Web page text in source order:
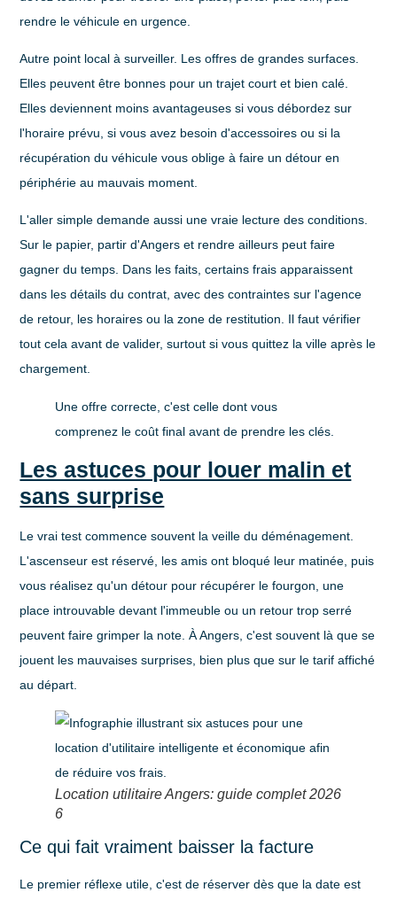
rendre le véhicule en urgence.
Autre point local à surveiller. Les offres de grandes surfaces.
Elles peuvent être bonnes pour un trajet court et bien calé.
Elles deviennent moins avantageuses si vous débordez sur
l'horaire prévu, si vous avez besoin d'accessoires ou si la
récupération du véhicule vous oblige à faire un détour en
périphérie au mauvais moment.
L'aller simple demande aussi une vraie lecture des conditions.
Sur le papier, partir d'Angers et rendre ailleurs peut faire
gagner du temps. Dans les faits, certains frais apparaissent
dans les détails du contrat, avec des contraintes sur l'agence
de retour, les horaires ou la zone de restitution. Il faut vérifier
tout cela avant de valider, surtout si vous quittez la ville après le
chargement.
Une offre correcte, c'est celle dont vous
comprenez le coût final avant de prendre les clés.
Les astuces pour louer malin et
sans surprise
Le vrai test commence souvent la veille du déménagement.
L'ascenseur est réservé, les amis ont bloqué leur matinée, puis
vous réalisez qu'un détour pour récupérer le fourgon, une
place introuvable devant l'immeuble ou un retour trop serré
peuvent faire grimper la note. À Angers, c'est souvent là que se
jouent les mauvaises surprises, bien plus que sur le tarif affiché
au départ.
Location utilitaire Angers: guide complet 2026
6
Ce qui fait vraiment baisser la facture
Le premier réflexe utile, c'est de réserver dès que la date est